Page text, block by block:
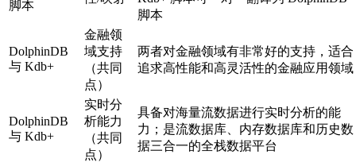
脚本
脚本
DolphinDB
与 Kdb+
金融领
域支持
（共同
点）
两者对金融领域有非常好的支持，适合
追求高性能和高灵活性的金融应用领域
DolphinDB
与 Kdb+
实时分
析能力
（共同
点）
具备对海量流数据进行实时分析的能
力；是流数据库、内存数据库和历史数
据三合一的全栈数据平台